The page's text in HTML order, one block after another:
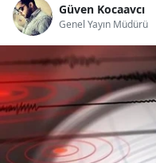
Güven Kocaavcı
Genel Yayın Müdürü